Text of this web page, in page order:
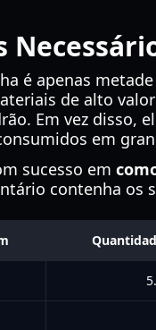
é apenas
de alto
Em vez disso,
em
sucesso em
contenha os